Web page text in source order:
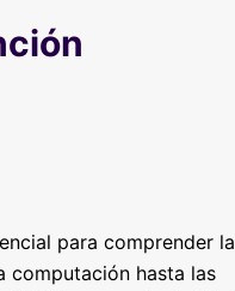
para comprender la
computación hasta las